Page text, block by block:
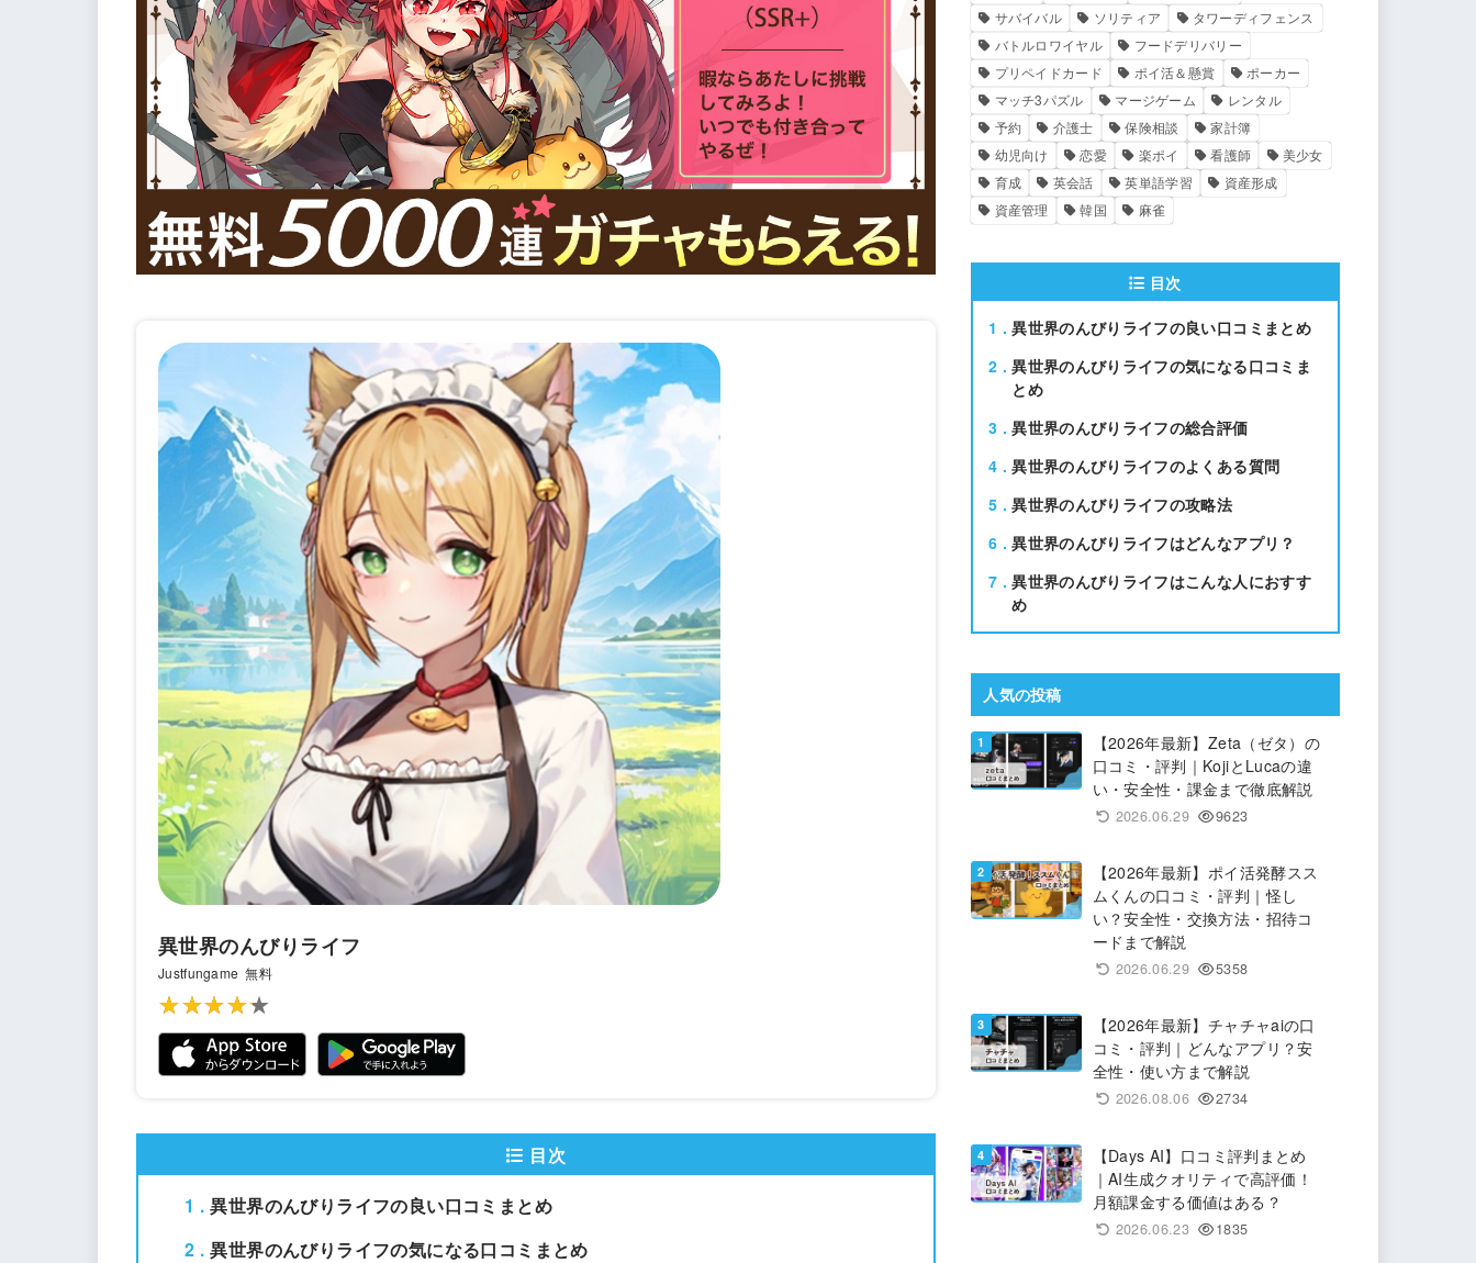
異世界のんびりライフ
Justfungame 無料
★★★★★
★★★★★
目次
1
異世界のんびりライフの良い口コミまとめ
2
異世界のんびりライフの気になる口コミまとめ
サバイバル
ソリティア
タワーディフェンス
バトルロワイヤル
フードデリバリー
プリペイドカード
ポイ活＆懸賞
ポーカー
マッチ3パズル
マージゲーム
レンタル
予約
介護士 保険相談
家計簿
幼児向け
恋愛 楽ポイ 看護師
美少女
育成
英会話 英単語学習
資産形成
資産管理
韓国 麻雀
目次
1
異世界のんびりライフの良い口コミまとめ
2
異世界のんびりライフの気になる口コミま
とめ
3
異世界のんびりライフの総合評価
4
異世界のんびりライフのよくある質問
5
異世界のんびりライフの攻略法
6
異世界のんびりライフはどんなアプリ？
7
異世界のんびりライフはこんな人におすす
め
人気の投稿
【2026年最新】Zeta（ゼタ）の
口コミ・評判｜KojiとLucaの違
い・安全性・課金まで徹底解説
2026.06.29 9623
【2026年最新】ポイ活発酵スス
ムくんの口コミ・評判｜怪し
い？安全性・交換方法・招待コ
ードまで解説
2026.06.29 5358
【2026年最新】チャチャaiの口
コミ・評判｜どんなアプリ？安
全性・使い方まで解説
2026.08.06 2734
【Days AI】口コミ評判まとめ
｜AI生成クオリティで高評価！
月額課金する価値はある？
2026.06.23 1835